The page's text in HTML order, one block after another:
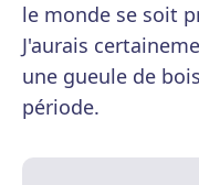
le monde se soit
J'aurais
une gueule de
période.